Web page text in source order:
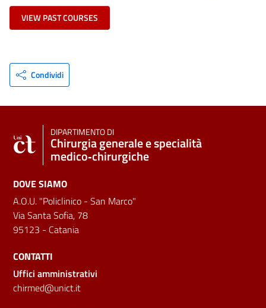
VIEW PAST COURSES
Condividi
DIPARTIMENTO DI
Chirurgia generale e specialità
medico‑chirurgiche
DOVE SIAMO
A.O.U. "Policlinico - San Marco"
Via Santa Sofia, 78
95123 - Catania
CONTATTI
Uffici amministrativi
chirmed@unict.it